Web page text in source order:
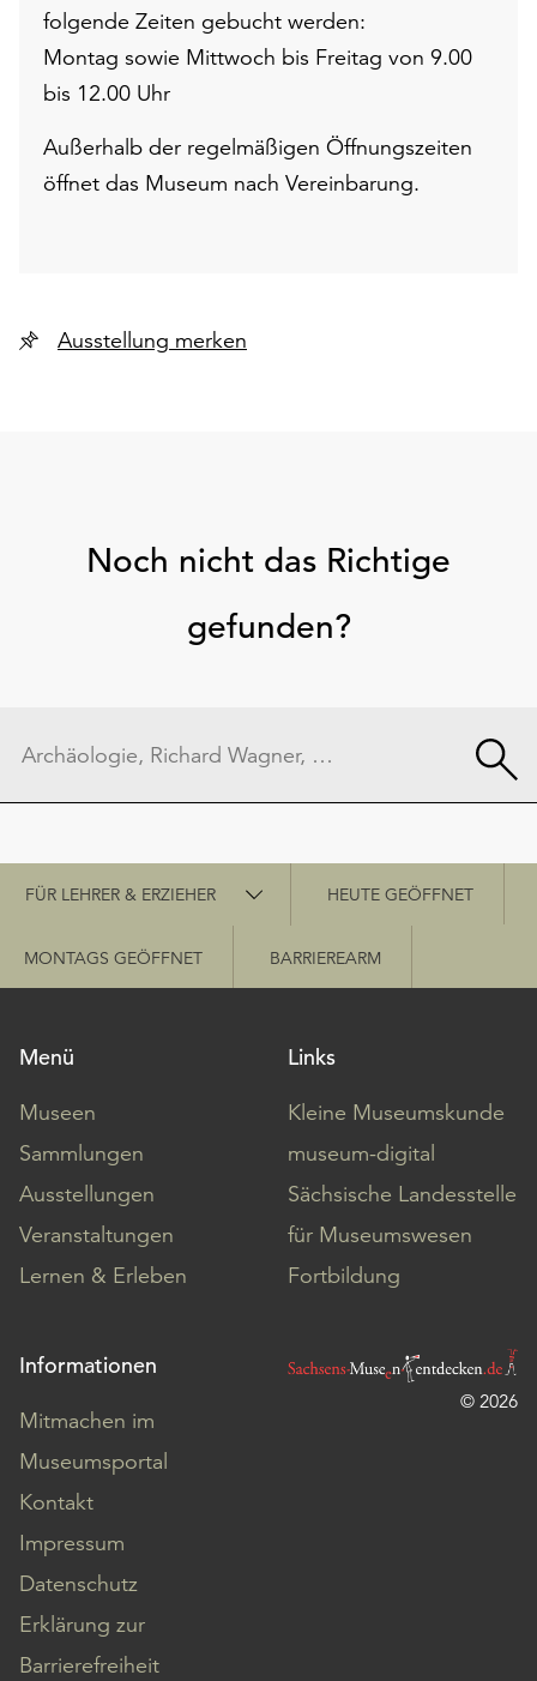
folgende Zeiten gebucht werden:
Montag sowie Mittwoch bis Freitag von 9.00
bis 12.00 Uhr
Außerhalb der regelmäßigen Öffnungszeiten
öffnet das Museum nach Vereinbarung.
Ausstellung merken
Noch nicht das Richtige
gefunden?
Schnellzugriff
FÜR LEHRER & ERZIEHER HEUTE GEÖFFNET
MONTAGS GEÖFFNET BARRIEREARM
Menü
Museen
Sammlungen
Ausstellungen
Veranstaltungen
Lernen & Erleben
Links
Kleine Museumskunde
museum-digital
Sächsische Landesstelle
für Museumswesen
Fortbildung
Informationen
Mitmachen im
Museumsportal
Kontakt
Impressum
Datenschutz
Erklärung zur
Barrierefreiheit
© 2026